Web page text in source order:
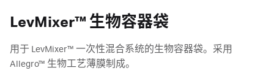
LevMixer™ 生物容器袋
用于 LevMixer™ 一次性混合系统的生物容器袋。采用
Allegro™ 生物工艺薄膜制成。